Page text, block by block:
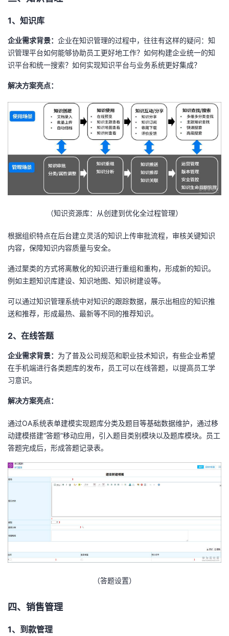
1、知识库
企业需求背景： 企业在知识管理的过程中，往往有这样的疑问：知
识管理平台如何能够协助员工更好地工作？如何构建企业统一的知
识平台和统一搜索？如何实现知识平台与业务系统更好集成？
解决方案亮点：
（知识资源库：从创建到优化全过程管理）
根据组织特点在后台建立灵活的知识上传审批流程，审核关键知识
内容，保障知识内容质量与安全。
通过聚类的方式将离散化的知识进行重组和重构，形成新的知识。
例如主题知识库建设、知识地图、知识树建设等。
可以通过知识管理系统中对知识的跟踪数据，展示出相应的知识推
送和推荐，形成最热、最新等不同的推荐知识。
2、在线答题
企业需求背景： 为了普及公司规范和职业技术知识，有些企业希望
在手机端进行各类题库的发布，员工可以在线答题，以提高员工学
习意识。
解决方案亮点：
通过OA系统表单建模实现题库分类及题目等基础数据维护，通过移
动建模搭建“答题”移动应用，引入题目类别模块以及题库模块。员工
答题完成后，形成答题记录表。
（答题设置）
四、销售管理
1、到款管理